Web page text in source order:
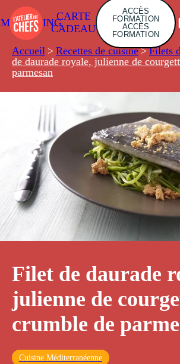
CARTE
CADEAU
ACCÈS
FORMATION
ACCÈS
FORMATION
Accueil > Recettes de cuisine > Filets
de daurade royale, julienne de
parmesan
Filet de daurade
julienne de
crumble de
Cuisine Méditerranéenne